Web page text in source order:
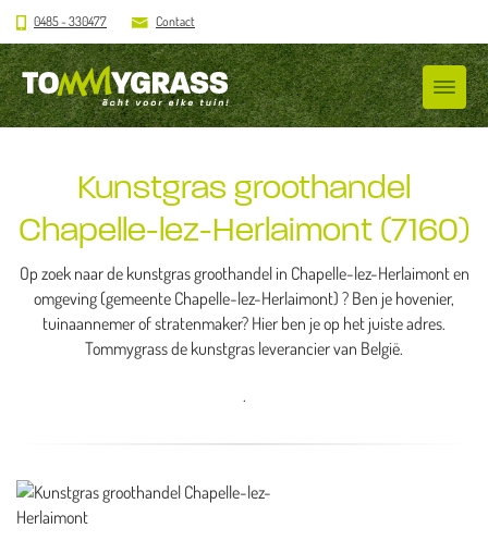
0485 - 330477 Contact
Kunstgras groothandel
Chapelle-lez-Herlaimont (7160)
Op zoek naar de kunstgras groothandel in Chapelle-lez-Herlaimont en
omgeving (gemeente Chapelle-lez-Herlaimont) ? Ben je hovenier,
tuinaannemer of stratenmaker? Hier ben je op het juiste adres.
Tommygrass de kunstgras leverancier van België.
.